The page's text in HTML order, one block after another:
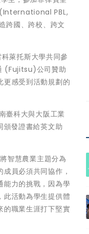
PBL,
跨國、跨校、跨文
萊托斯大學共同參
(Fujitsu)公司贊助
更感受到活動規劃的
臺科大與大阪工業
頒發證書給英文助
智慧農業主題分為
員必須共同協作，
能力的挑戰，因為學
此活動為學生提供體
的職業生涯打下堅實